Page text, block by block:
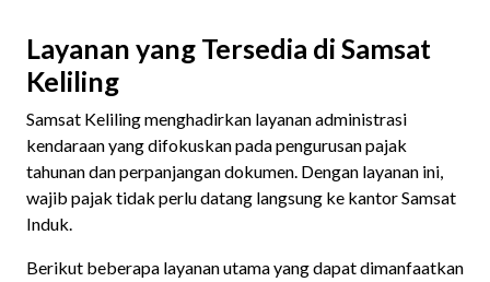
Layanan yang Tersedia di Samsat
Keliling
Samsat Keliling menghadirkan layanan administrasi
kendaraan yang difokuskan pada pengurusan pajak
tahunan dan perpanjangan dokumen. Dengan layanan ini,
wajib pajak tidak perlu datang langsung ke kantor Samsat
Induk.
Berikut beberapa layanan utama yang dapat dimanfaatkan